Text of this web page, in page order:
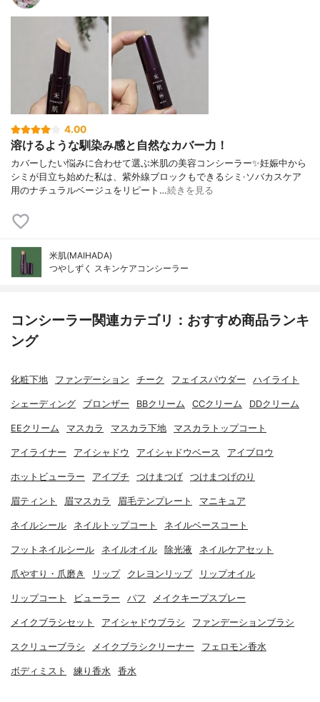
4.00
溶けるような馴染み感と自然なカバー力！
カバーしたい悩みに合わせて選ぶ米肌の美容コンシーラー✨妊娠中から
シミが目立ち始めた私は、紫外線ブロックもできるシミ·ソバカスケア
用のナチュラルベージュをリピート…続きを見る
米肌(MAIHADA)
つやしずく スキンケアコンシーラー
コンシーラー関連カテゴリ：おすすめ商品ランキ
ング
化粧下地 ファンデーション チーク フェイスパウダー ハイライト
シェーディング ブロンザー BBクリーム CCクリーム DDクリーム
EEクリーム マスカラ マスカラ下地 マスカラトップコート
アイライナー アイシャドウ アイシャドウベース アイブロウ
ホットビューラー アイプチ つけまつげ つけまつげのり
眉ティント 眉マスカラ 眉毛テンプレート マニキュア
ネイルシール ネイルトップコート ネイルベースコート
フットネイルシール ネイルオイル 除光液 ネイルケアセット
爪やすり・爪磨き リップ クレヨンリップ リップオイル
リップコート ビューラー パフ メイクキープスプレー
メイクブラシセット アイシャドウブラシ ファンデーションブラシ
スクリューブラシ メイクブラシクリーナー フェロモン香水
ボディミスト 練り香水 香水